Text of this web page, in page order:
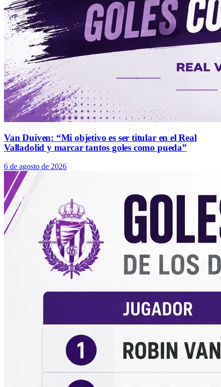
Van Duiven: “Mi objetivo es ser titular en el Real
Valladolid y marcar tantos goles como pueda”
6 de agosto de 2026